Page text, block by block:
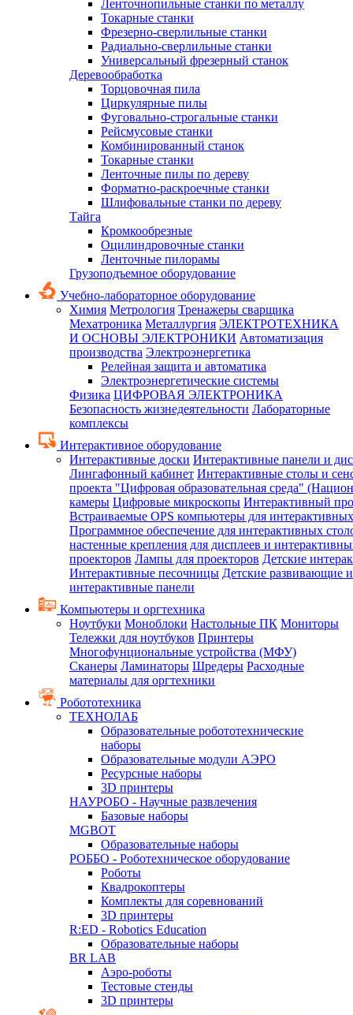
Ленточнопильные станки по металлу
Токарные станки
Фрезерно-сверлильные станки
Радиально-сверлильные станки
Универсальный фрезерный станок
Деревообработка
Торцовочная пила
Циркулярные пилы
Фуговально-строгальные станки
Рейсмусовые станки
Комбинированный станок
Токарные станки
Ленточные пилы по дереву
Форматно-раскроечные станки
Шлифовальные станки по дереву
Тайга
Кромкообрезные
Оцилиндровочные станки
Ленточные пилорамы
Грузоподъемное оборудование
Учебно-лабораторное оборудование
Химия Метрология Тренажеры сварщика
Мехатроника Металлургия ЭЛЕКТРОТЕХНИКА
И ОСНОВЫ ЭЛЕКТРОНИКИ Автоматизация
производства Электроэнергетика
Релейная защита и автоматика
Электроэнергетические системы
Физика ЦИФРОВАЯ ЭЛЕКТРОНИКА
Безопасность жизнедеятельности Лабораторные
комплексы
Интерактивное оборудование
Интерактивные доски Интерактивные панели и
Лингафонный кабинет Интерактивные столы и
проекта "Цифровая образовательная среда"
камеры Цифровые микроскопы Интерактивный
Встраиваемые OPS компьютеры для
Программное обеспечение для интерактивных
настенные крепления для дисплеев и
проекторов Лампы для проекторов Детские
Интерактивные песочницы Детские развивающие
интерактивные панели
Компьютеры и оргтехника
Ноутбуки Моноблоки Настольные ПК Мониторы
Тележки для ноутбуков Принтеры
Многофунциональные устройства (МФУ)
Сканеры Ламинаторы Шредеры Расходные
материалы для оргтехники
Робототехника
ТЕХНОЛАБ
Образовательные робототехнические
наборы
Образовательные модули АЭРО
Ресурсные наборы
3D принтеры
НАУРОБО - Научные развлечения
Базовые наборы
MGBOT
Образовательные наборы
РОББО - Роботехническое оборудование
Роботы
Квадрокоптеры
Комплекты для соревнований
3D принтеры
R:ED - Robotics Education
Образовательные наборы
BR LAB
Аэро-роботы
Тестовые стенды
3D принтеры